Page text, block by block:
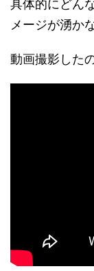
具体的にどん
メージが湧か
動画撮影した